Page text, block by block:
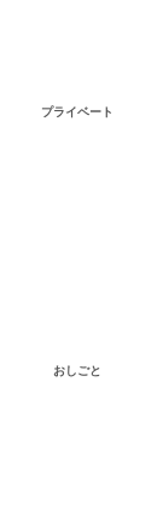
プライベート
おしごと